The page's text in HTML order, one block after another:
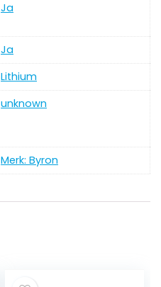
‎Ja
‎Ja
‎Lithium
‎unknown
Merk: Byron